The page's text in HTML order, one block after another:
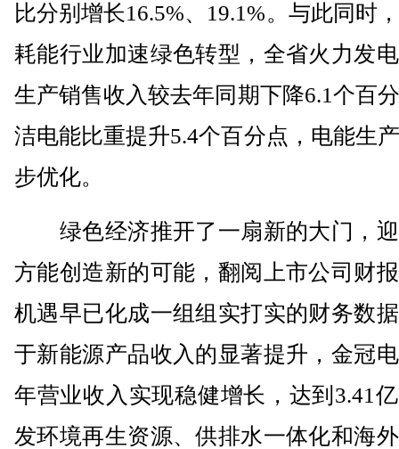
比分别增长16.5%、19.1%。与此同时
耗能行业加速绿色转型，全省火力发
生产销售收入较去年同期下降6.1个百
洁电能比重提升5.4个百分点，电能生
步优化。
绿色经济推开了一扇新的大门，
方能创造新的可能，翻阅上市公司财
机遇早已化成一组组实打实的财务数
于新能源产品收入的显著提升，金冠
年营业收入实现稳健增长，达到3.41
发环境再生资源、供排水一体化和海